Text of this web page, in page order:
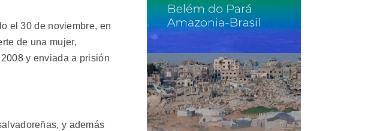
el 30 de noviembre, en
de una mujer,
y enviada a prisión
y además